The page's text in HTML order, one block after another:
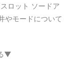
ロット ソードア
やモードについて
▼